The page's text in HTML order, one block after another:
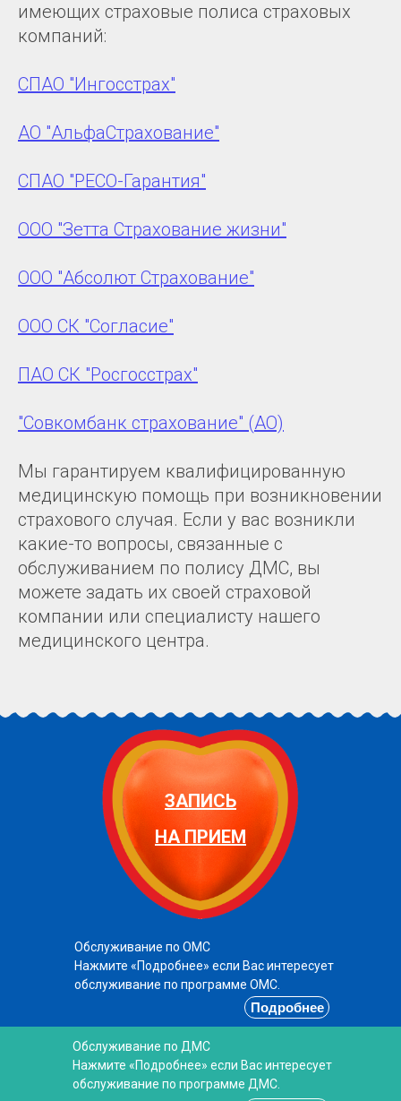
имеющих страховые полиса страховых
компаний:
СПАО "Ингосстрах"
АО "АльфаСтрахование"
СПАО "РЕСО-Гарантия"
ООО "Зетта Страхование жизни"
ООО "Абсолют Страхование"
ООО СК "Согласие"
ПАО СК "Росгосстрах"
"Совкомбанк страхование" (АО)
Мы гарантируем квалифицированную
медицинскую помощь при возникновении
страхового случая. Если у вас возникли
какие-то вопросы, связанные с
обслуживанием по полису ДМС, вы
можете задать их своей страховой
компании или специалисту нашего
медицинского центра.
Подробнее
Обслуживание по ОМС
Нажмите «Подробнее» если Вас интересует
обслуживание по программе ОМС.
Обслуживание по ДМС
Нажмите «Подробнее» если Вас интересует
обслуживание по программе ДМС.
ЗАПИСЬ
НА ПРИЕМ